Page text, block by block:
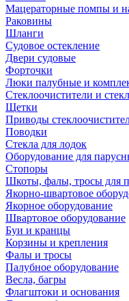
Мацераторные помпы и
Раковины
Шланги
Судовое остекление
Двери судовые
Форточки
Люки палубные и
Стеклоочистители и
Щетки
Приводы
Поводки
Стекла для лодок
Оборудование для
Стопоры
Шкоты, фалы, тросы для
Якорно-швартовое
Якорное оборудование
Швартовое оборудование
Буи и кранцы
Корзины и крепления
Фалы и тросы
Палубное оборудование
Весла, багры
Флагштоки и основания